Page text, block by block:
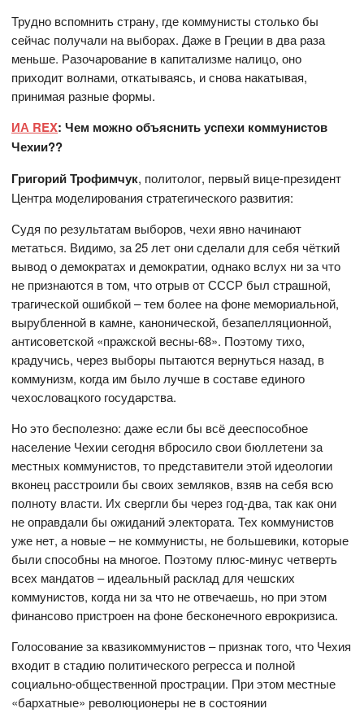
Трудно вспомнить страну, где коммунисты столько бы
сейчас получали на выборах. Даже в Греции в два раза
меньше. Разочарование в капитализме налицо, оно
приходит волнами, откатываясь, и снова накатывая,
принимая разные формы.
ИА REX: Чем можно объяснить успехи коммунистов
Чехии??
Григорий Трофимчук, политолог, первый вице-президент
Центра моделирования стратегического развития:
Судя по результатам выборов, чехи явно начинают
метаться. Видимо, за 25 лет они сделали для себя чёткий
вывод о демократах и демократии, однако вслух ни за что
не признаются в том, что отрыв от СССР был страшной,
трагической ошибкой – тем более на фоне мемориальной,
вырубленной в камне, канонической, безапелляционной,
антисоветской «пражской весны-68». Поэтому тихо,
крадучись, через выборы пытаются вернуться назад, в
коммунизм, когда им было лучше в составе единого
чехословацкого государства.
Но это бесполезно: даже если бы всё дееспособное
население Чехии сегодня вбросило свои бюллетени за
местных коммунистов, то представители этой идеологии
вконец расстроили бы своих земляков, взяв на себя всю
полноту власти. Их свергли бы через год-два, так как они
не оправдали бы ожиданий электората. Тех коммунистов
уже нет, а новые – не коммунисты, не большевики, которые
были способны на многое. Поэтому плюс-минус четверть
всех мандатов – идеальный расклад для чешских
коммунистов, когда ни за что не отвечаешь, но при этом
финансово пристроен на фоне бесконечного еврокризиса.
Голосование за квазикоммунистов – признак того, что Чехия
входит в стадию политического регресса и полной
социально-общественной прострации. При этом местные
«бархатные» революционеры не в состоянии